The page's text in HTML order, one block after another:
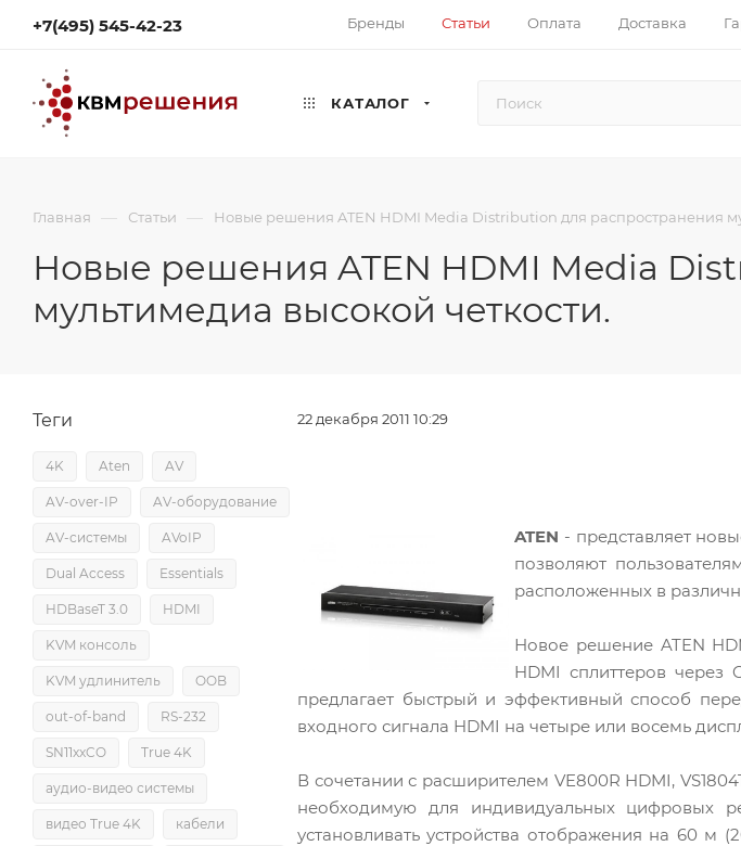
+7(495) 545-42-23 Бренды Статьи Оплата Доставка
КАТАЛОГ
Главная — Статьи — Новые решения ATEN HDMI Media Distribution для распространения
Новые решения ATEN HDMI Media
мультимедиа высокой четкости.
22 декабря 2011 10:29
ATEN - представляет
позволяют
расположенных в
Новое решение ATEN
HDMI сплиттеров через
предлагает быстрый и эффективный способ
входного сигнала HDMI на четыре или восемь
В сочетании с расширителем VE800R HDMI,
необходимую для индивидуальных цифровых
установливать устройства отображения на 60 м
Теги
4K Aten AV
AV-over-IP AV-оборудование
AV-системы AVoIP
Dual Access Essentials
HDBaseT 3.0 HDMI
KVM консоль
KVM удлинитель OOB
out-of-band RS-232
SN11xxCO True 4K
аудио-видео системы
видео True 4K кабели